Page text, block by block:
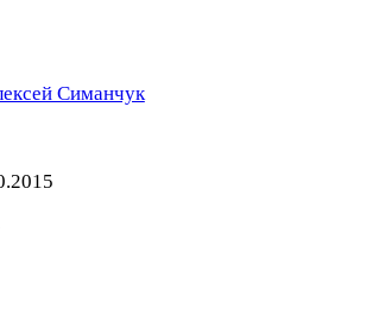
Симанчук